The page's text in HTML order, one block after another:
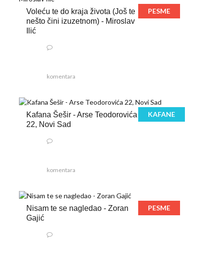
Voleću te do kraja života (Još te
nešto čini izuzetnom) - Miroslav
Ilić
PESME
komentara
Kafana Šešir - Arse Teodorovića
22, Novi Sad
KAFANE
komentara
Nisam te se nagledao - Zoran
Gajić
PESME